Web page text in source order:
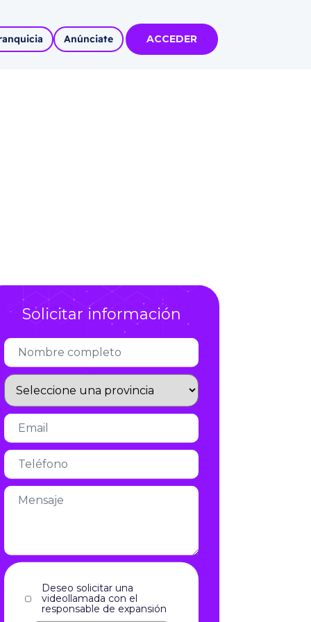
MÁS
tu Marca
Anúnciate ACCEDER
videollamada con el
responsable de expansión
de privacidadaviso legaly la